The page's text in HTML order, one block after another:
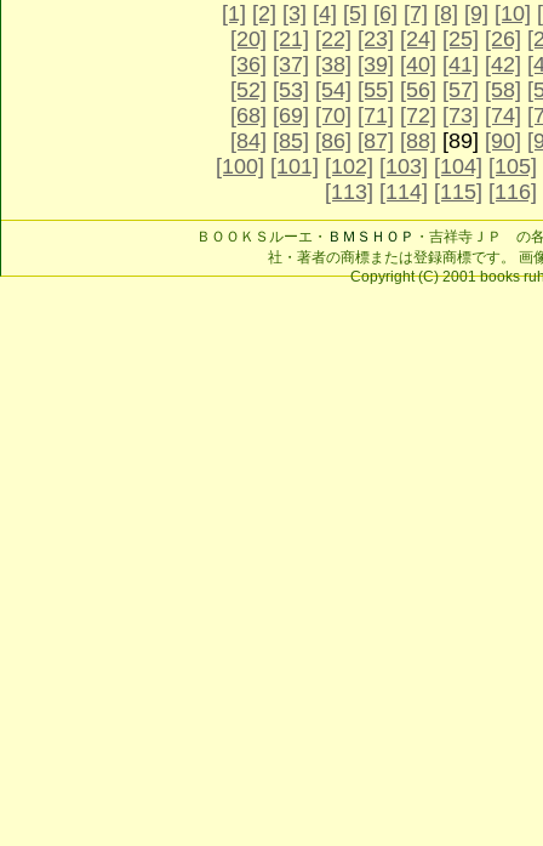
[1] [2] [3] [4] [5] [6] [7] [8] [9] [10]
[20] [21] [22] [23] [24] [25] [26]
[36] [37] [38] [39] [40] [41] [42]
[52] [53] [54] [55] [56] [57] [58]
[68] [69] [70] [71] [72] [73] [74]
[84] [85] [86] [87] [88] [89] [90]
[100] [101] [102] [103] [104] [105]
[113] [114] [115] [116]
ＢＯＯＫＳルーエ・ ＢＭＳＨＯＰ ・吉祥寺ＪＰ の
社・著者の商標または登録商標です。 画
Copyright (C) 2001 books